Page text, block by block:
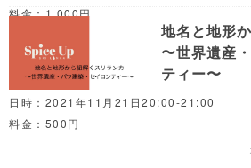
料金：1,000円
地名と地形
〜世界遺産
ティー〜
日時：2021年11月21日20:00-21:00
料金：500円